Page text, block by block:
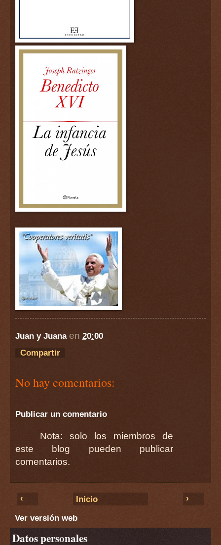
Juan y Juana en 20:00
Compartir
No hay comentarios:
Publicar un comentario
Nota: solo los miembros de
este blog pueden publicar
comentarios.
‹ ›
Inicio
Ver versión web
Datos personales